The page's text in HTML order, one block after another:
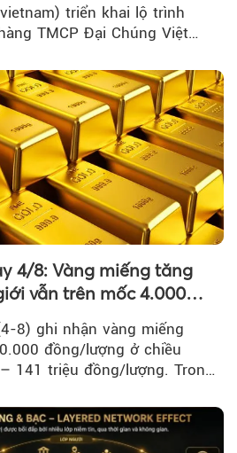
triển khai lộ trình
TMCP Đại Chúng Việt
4/8: Vàng miếng tăng
vẫn trên mốc 4.000
8) ghi nhận vàng miếng
đồng/lượng ở chiều
141 triệu đồng/lượng. Trong
USD/ounce.